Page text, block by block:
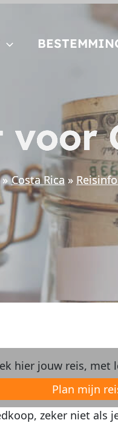
voor
Costa Rica
hier jouw reis, met
Plan mijn
zeker niet